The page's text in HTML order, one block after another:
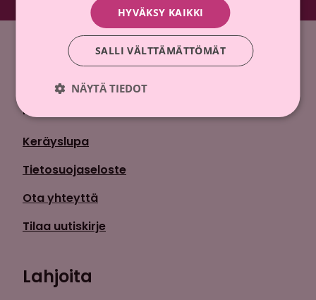
»Tilaa uutiskirje
Mäkelänkatu 2, 00500 Helsinki
p. +358 9 135 331
Keräyslupa
Tietosuojaseloste
Ota yhteyttä
Tilaa uutiskirje
Lahjoita
HYVÄKSY KAIKKI
SALLI VÄLTTÄMÄTTÖMÄT
NÄYTÄ TIEDOT